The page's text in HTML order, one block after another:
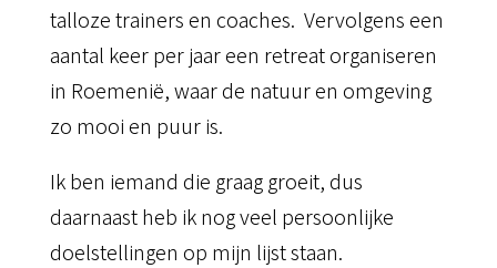
talloze trainers en coaches. Vervolgens een
aantal keer per jaar een retreat organiseren
in Roemenië, waar de natuur en omgeving
zo mooi en puur is.
Ik ben iemand die graag groeit, dus
daarnaast heb ik nog veel persoonlijke
doelstellingen op mijn lijst staan.